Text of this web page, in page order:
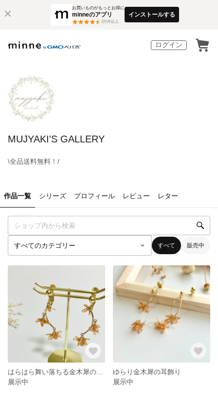
お買いものがもっとお得に
minneのアプリ
3万件以上
インストールする
ログイン
MUJYAKI'S GALLERY
\全品送料無料！/
作品一覧 シリーズ プロフィール レビュー レター
すべて 販売中
展示中
ゆらり金木犀の耳飾り
展示中